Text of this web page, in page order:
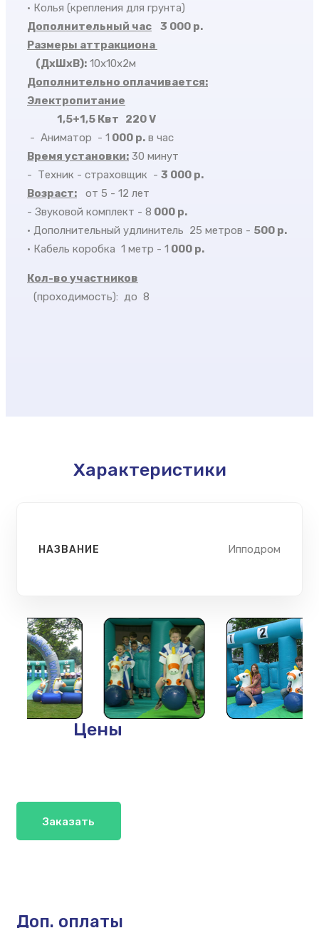
• Колья (крепления для грунта)
Дополнительный час
3 000 р.
Размеры аттракциона
(ДхШхВ): 10х10х2м
Дополнительно оплачивается:
Электропитание
1,5+1,5 Квт 220 V
- Аниматор - 1 000 р. в час
Время установки: 30 минут
- Техник - страховщик - 3 000 р.
Возраст: от 5 - 12 лет
- Звуковой комплект - 8 000 р.
• Дополнительный удлинитель 25 метров - 500 р.
• Кабель коробка 1 метр - 1 000 р.
Кол-во участников
(проходимость): до 8
Характеристики
НАЗВАНИЕ Ипподром
Цены
Заказать
Доп. оплаты